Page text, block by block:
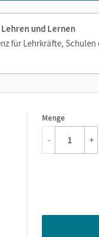
und Lernen
für Lehrkräfte,
Menge
1
- +